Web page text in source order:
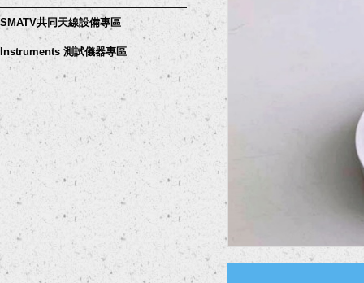
SMATV共同天線設備專區
Instruments 測試儀器專區